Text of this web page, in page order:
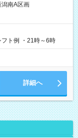
与は本採用時と同じ
南A区画
ト例 ・21時～6時
詳細へ